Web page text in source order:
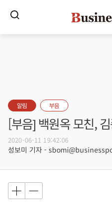
알림 부음
[부음] 백원옥 모친,
2020-06-11 19:42:06
성보미 기자 -